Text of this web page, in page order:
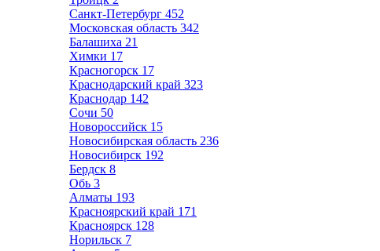
Санкт-Петербург 452
Московская область 342
Балашиха 21
Химки 17
Красногорск 17
Краснодарский край 323
Краснодар 142
Сочи 50
Новороссийск 15
Новосибирская область 236
Новосибирск 192
Бердск 8
Обь 3
Алматы 193
Красноярский край 171
Красноярск 128
Норильск 7